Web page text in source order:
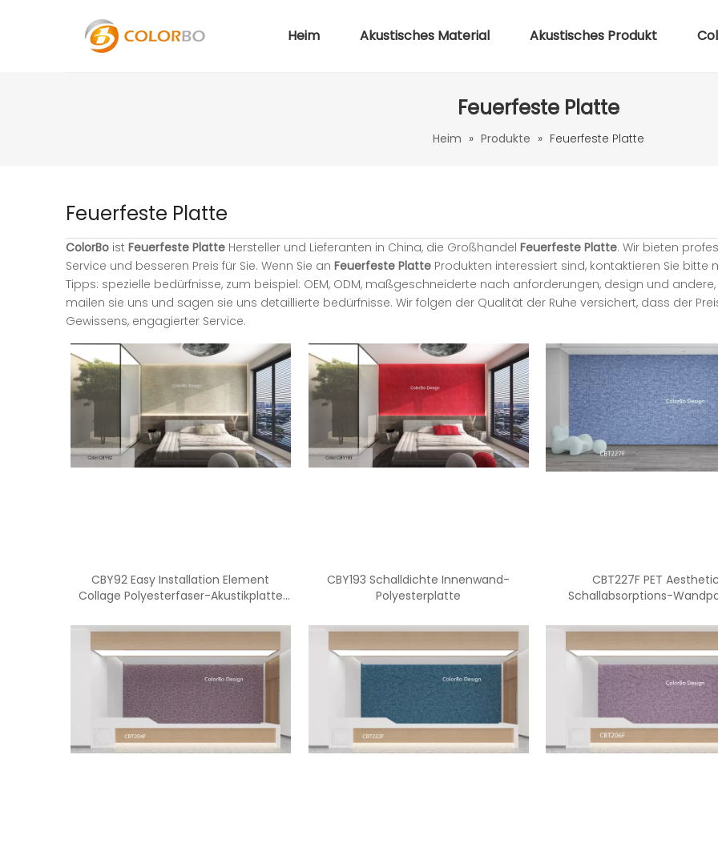
Heim Akustisches Material Akustisches Produkt
Feuerfeste Platte
Heim » Produkte » Feuerfeste Platte
Feuerfeste Platte
ColorBo ist Feuerfeste Platte Hersteller und Lieferanten in China, die Großhandel Feuerfeste Platte. Wir bieten
Service und besseren Preis für Sie. Wenn Sie an Feuerfeste Platte Produkten interessiert sind, kontaktieren Sie bitte
Tipps: spezielle bedürfnisse, zum beispiel: OEM, ODM, maßgeschneiderte nach anforderungen, design und
mailen sie uns und sagen sie uns detaillierte bedürfnisse. Wir folgen der Qualität der Ruhe versichert, dass der
Gewissens, engagierter Service.
CBY92 Easy Installation Element
Collage Polyesterfaser-Akustikplatte
CBY193 Schalldichte Innenwand-
Polyesterplatte
CBT227F PET Aesthetic
Schallabsorptions-
< >